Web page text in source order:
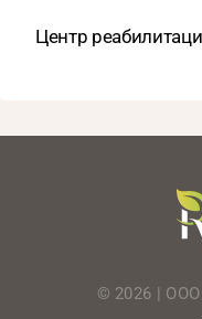
Центр
© 2026 |